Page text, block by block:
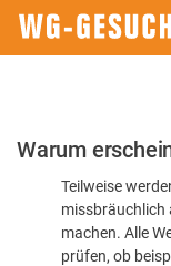
Bitte
dass
Warum
Teilweise
missbräuchlich
machen. Alle
prüfen, ob